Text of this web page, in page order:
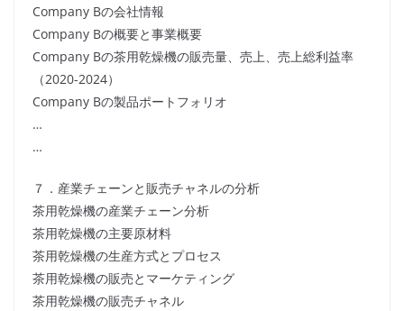
Company Bの会社情報
Company Bの概要と事業概要
Company Bの茶用乾燥機の販売量、売上、売上総利益率
（2020-2024）
Company Bの製品ポートフォリオ
…
…
７．産業チェーンと販売チャネルの分析
茶用乾燥機の産業チェーン分析
茶用乾燥機の主要原材料
茶用乾燥機の生産方式とプロセス
茶用乾燥機の販売とマーケティング
茶用乾燥機の販売チャネル